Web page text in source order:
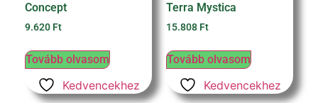
Concept
9.620 Ft
Tovább olvasom
Kedvencekhez
Terra Mystica
15.808 Ft
Tovább olvasom
Kedvencekhez